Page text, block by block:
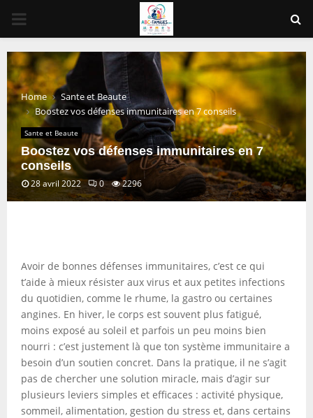
PRIMARY
MENU
Home
Sante et Beaute
Boostez vos défenses immunitaires en 7 conseils
Sante et Beaute
Boostez vos défenses immunitaires en 7
conseils
28 avril 2022 0 2296
Avoir de bonnes défenses immunitaires, c’est ce qui
t’aide à mieux résister aux virus et aux petites infections
du quotidien, comme le rhume, la gastro ou certaines
angines. En hiver, le corps est souvent plus fatigué,
moins exposé au soleil et parfois un peu moins bien
nourri : c’est justement là que ton système immunitaire a
besoin d’un soutien concret. Dans la pratique, il ne s’agit
pas de chercher une solution miracle, mais d’agir sur
plusieurs leviers simples et efficaces : activité physique,
sommeil, alimentation, gestion du stress et, dans certains